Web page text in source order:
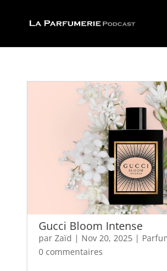
Gucci Bloom Intense
par Zaïd | Nov 20, 2025|
0 commentaires